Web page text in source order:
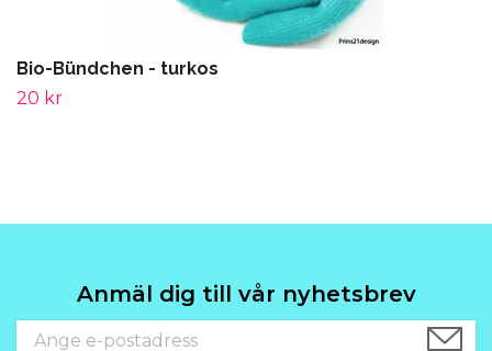
Bio-Bündchen - turkos
20 kr
Anmäl dig till vår nyhetsbrev